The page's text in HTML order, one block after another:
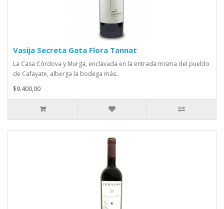
Vasija Secreta Gata Flora Tannat
La Casa Córdova y Murga, enclavada en la entrada misma del pueblo
de Cafayate, alberga la bodega más..
$9.400,00